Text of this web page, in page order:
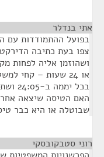
אתי בנדלר
בפועל ההתמודדות עם
צפו בעת כתיבה
או 24 שעות – קחי
בכל
שבוטלה או היא כבר
רוני סטבקובסקי